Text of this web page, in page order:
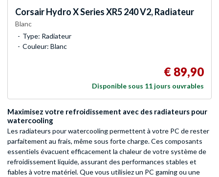
CorsairHydro X Series XR5 240 V2, Radiateur
Blanc
Type: Radiateur
Couleur: Blanc
€ 89,90
Disponible sous 11 jours ouvrables
Maximisez votre refroidissement avec des radiateurs pour
watercooling
Les radiateurs pour watercooling permettent à votre PC de rester
parfaitement au frais, même sous forte charge. Ces composants
essentiels évacuent efficacement la chaleur de votre système de
refroidissement liquide, assurant des performances stables et
fiables à votre matériel. Que vous utilisiez un PC gaming ou une